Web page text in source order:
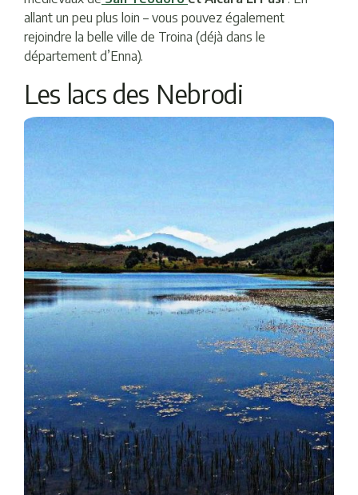
allant un peu plus loin – vous pouvez également
rejoindre la belle ville de Troina (déjà dans le
département d’Enna).
Les lacs des Nebrodi